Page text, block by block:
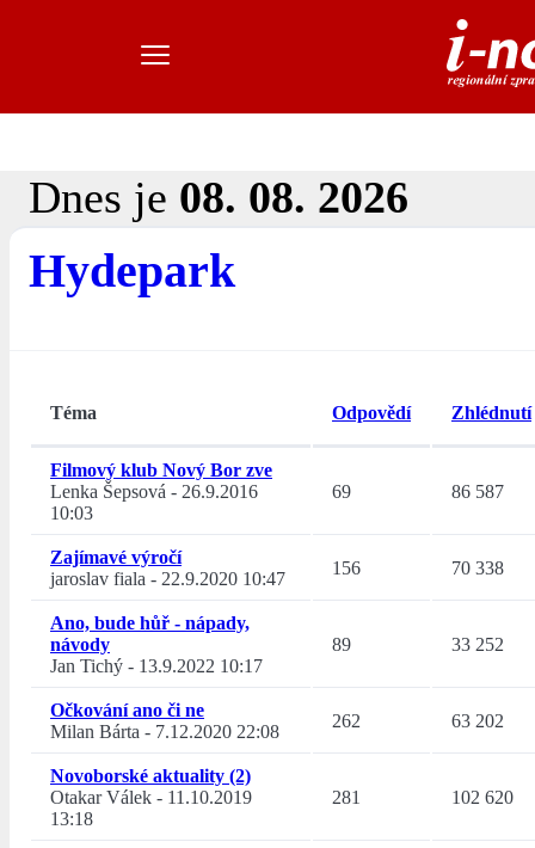
Dnes je 08. 08. 2026
Hydepark
Téma Odpovědí Zhlédnutí
Filmový klub Nový Bor zve
Lenka Šepsová - 26.9.2016
10:03
69 86 587
Zajímavé výročí
jaroslav fiala - 22.9.2020 10:47
156 70 338
Ano, bude hůř - nápady,
návody
Jan Tichý - 13.9.2022 10:17
89 33 252
Očkování ano či ne
Milan Bárta - 7.12.2020 22:08
262 63 202
Novoborské aktuality (2)
Otakar Válek - 11.10.2019
13:18
281 102 620